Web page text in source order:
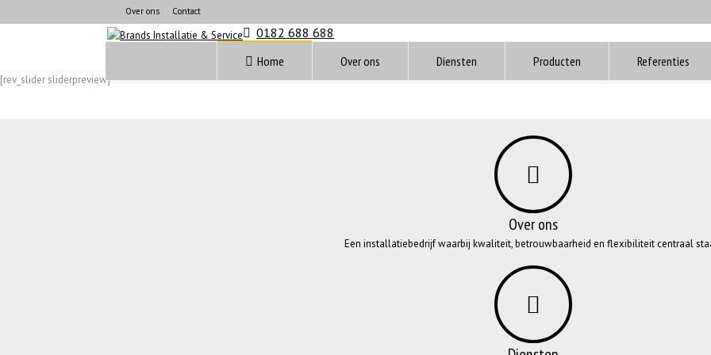
Over ons Contact
0182 688 688
Home
Over ons Diensten Producten Referenties
[rev_slider sliderpreview]
Over ons
Een installatiebedrijf waarbij kwaliteit, betrouwbaarheid en flexibiliteit centraal